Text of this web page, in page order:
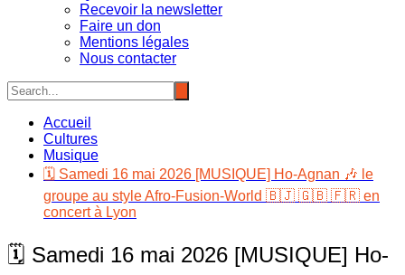
Recevoir la newsletter
Faire un don
Mentions légales
Nous contacter
Accueil
Cultures
Musique
🗓️ Samedi 16 mai 2026 [MUSIQUE] Ho-Agnan 🎶 le
groupe au style Afro-Fusion-World 🇧🇯 🇬🇧 🇫🇷 en
concert à Lyon
🗓️ Samedi 16 mai 2026 [MUSIQUE] Ho-